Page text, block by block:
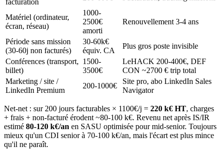
Matériel (ordinateur,
écran, réseau)
1000-
2500€
amorti
Renouvellement 3-4 ans
Période sans mission
(30-60j non facturés)
30-60k€
équiv. CA
Plus gros poste invisible
Conférences (transport,
billet)
1500-
3500€
LeHACK 200-400€, DEF
CON ~2700 € trip total
Marketing / site /
LinkedIn Premium
200-1000€
Site pro, abo LinkedIn Sales
Navigator
Net-net : sur 200 jours facturables × 1100€/j = 220 k€ HT, charges
+ frais + non-facturé érodent ~80-100 k€. Revenu net après IS/IR
estimé 80-120 k€/an en SASU optimisée pour mid-senior. Toujours
mieux qu'un CDI senior à 70-100 k€/an, mais l'écart est plus mince
qu'il ne paraît.